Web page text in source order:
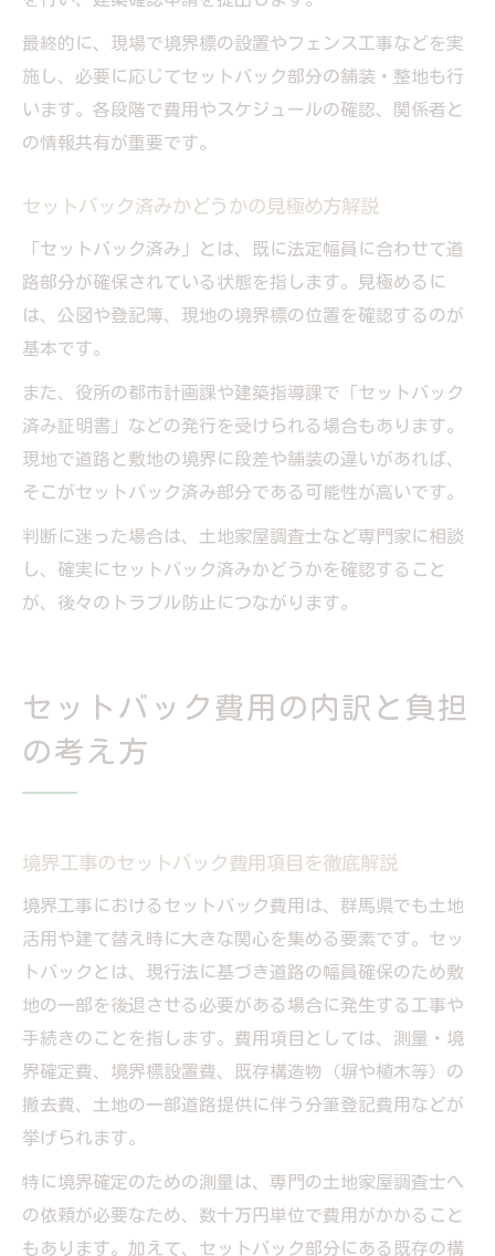
最終的に、現場で境界標の設置やフェンス工事などを実
施し、必要に応じてセットバック部分の舗装・整地も行
います。各段階で費用やスケジュールの確認、関係者と
の情報共有が重要です。
セットバック済みかどうかの見極め方解説
「セットバック済み」とは、既に法定幅員に合わせて道
路部分が確保されている状態を指します。見極めるに
は、公図や登記簿、現地の境界標の位置を確認するのが
基本です。
また、役所の都市計画課や建築指導課で「セットバック
済み証明書」などの発行を受けられる場合もあります。
現地で道路と敷地の境界に段差や舗装の違いがあれば、
そこがセットバック済み部分である可能性が高いです。
判断に迷った場合は、土地家屋調査士など専門家に相談
し、確実にセットバック済みかどうかを確認すること
が、後々のトラブル防止につながります。
セットバック費用の内訳と負担
の考え方
境界工事のセットバック費用項目を徹底解説
境界工事におけるセットバック費用は、群馬県でも土地
活用や建て替え時に大きな関心を集める要素です。セッ
トバックとは、現行法に基づき道路の幅員確保のため敷
地の一部を後退させる必要がある場合に発生する工事や
手続きのことを指します。費用項目としては、測量・境
界確定費、境界標設置費、既存構造物（塀や植木等）の
撤去費、土地の一部道路提供に伴う分筆登記費用などが
挙げられます。
特に境界確定のための測量は、専門の土地家屋調査士へ
の依頼が必要なため、数十万円単位で費用がかかること
もあります。加えて、セットバック部分にある既存の構